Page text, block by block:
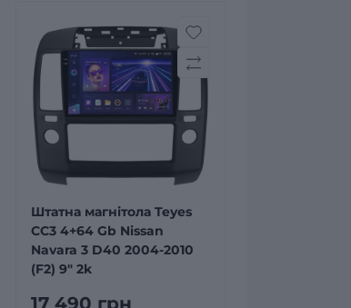
Штатна магнітола Teyes
CC3 4+64 Gb Nissan
Navara 3 D40 2004-2010
(F2) 9" 2k
17 490 грн